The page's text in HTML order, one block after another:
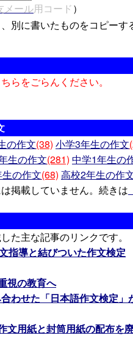
メール用コード）
別に書いたものをコピーす
らをごらんください。
の作文(38) 小学3年生の作文
生の作文(281) 中学1年生の
の作文(68) 高校2年生の作
掲載していません。続きは
た主な記事のリンクです。
指導と結びついた作文検定
視の教育へ
わせた「日本語作文検定」
文用紙と封筒用紙の配布